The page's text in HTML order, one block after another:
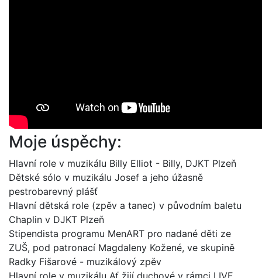
Moje úspěchy:
Hlavní role v muzikálu Billy Elliot - Billy, DJKT Plzeň
Dětské sólo v muzikálu Josef a jeho úžasně
pestrobarevný plášť
Hlavní dětská role (zpěv a tanec) v původním baletu
Chaplin v DJKT Plzeň
Stipendista programu MenART pro nadané děti ze
ZUŠ, pod patronací Magdaleny Kožené, ve skupině
Radky Fišarové - muzikálový zpěv
Hlavní role v muzikálu Ať žijí duchové v rámci LIVE